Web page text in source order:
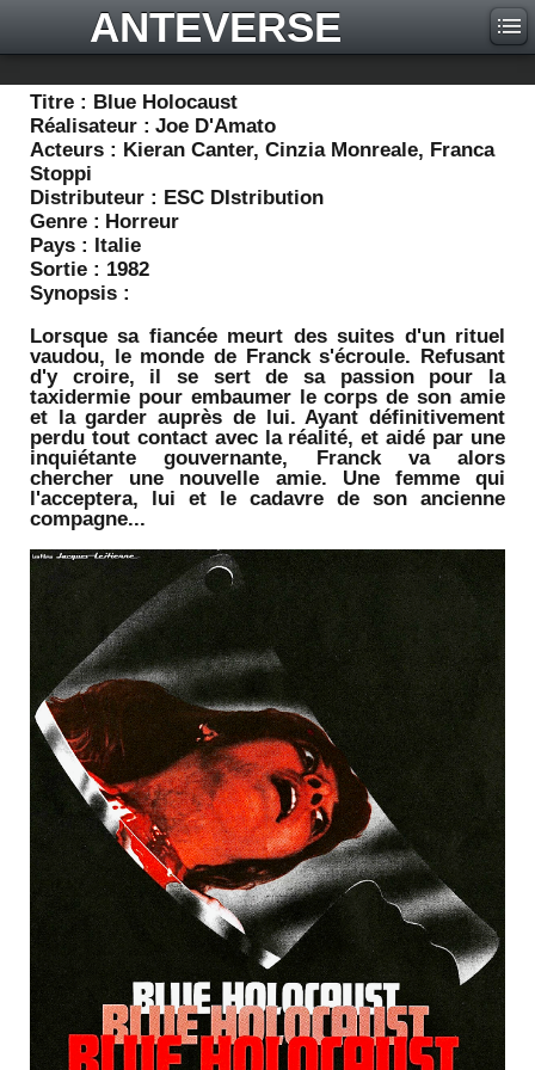
ANTEVERSE
Titre : Blue Holocaust
Réalisateur : Joe D'Amato
Acteurs : Kieran Canter, Cinzia Monreale, Franca
Stoppi
Distributeur : ESC DIstribution
Genre : Horreur
Pays : Italie
Sortie : 1982
Synopsis :
Lorsque sa fiancée meurt des suites d'un rituel
vaudou, le monde de Franck s'écroule. Refusant
d'y croire, il se sert de sa passion pour la
taxidermie pour embaumer le corps de son amie
et la garder auprès de lui. Ayant définitivement
perdu tout contact avec la réalité, et aidé par une
inquiétante gouvernante, Franck va alors
chercher une nouvelle amie. Une femme qui
l'acceptera, lui et le cadavre de son ancienne
compagne...